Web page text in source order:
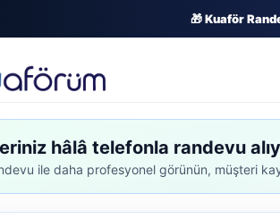
🎁 Kuaför
hâlâ telefonla randevu
ile daha profesyonel görünün, müşteri